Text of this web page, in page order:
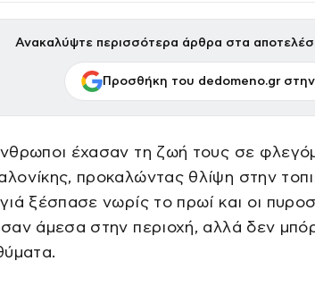
Ανακαλύψτε περισσότερα άρθρα στα
Προσθήκη του dedomeno.gr
έχασαν τη ζωή τους σε
προκαλώντας θλίψη στην
ξέσπασε νωρίς το πρωί και οι
άμεσα στην περιοχή, αλλά δεν